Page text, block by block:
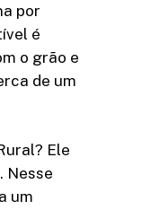
por
é
o grão e
de um
Ele
Nesse
um